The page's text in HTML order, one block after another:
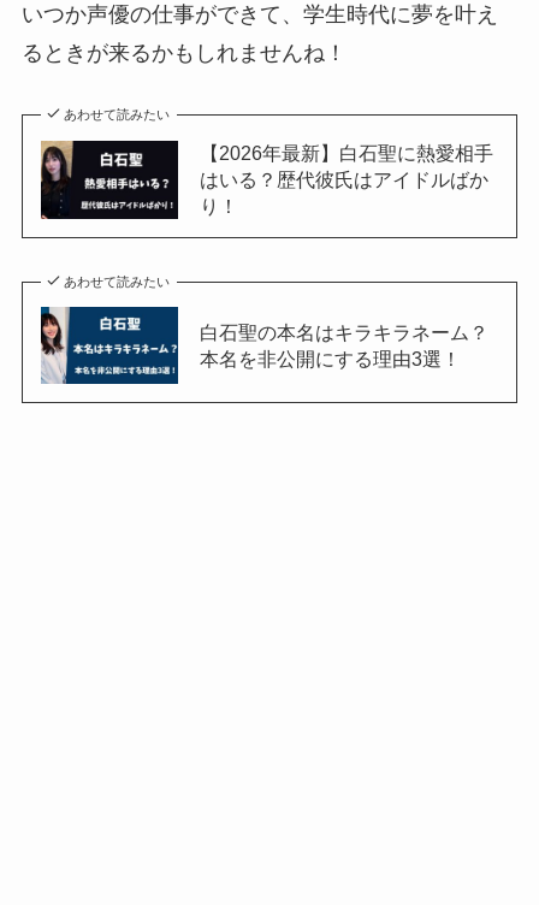
いつか声優の仕事ができて、学生時代に夢を叶え
るときが来るかもしれませんね！
あわせて読みたい
【2026年最新】白石聖に熱愛相手
はいる？歴代彼氏はアイドルばか
り！
あわせて読みたい
白石聖の本名はキラキラネーム？
本名を非公開にする理由3選！